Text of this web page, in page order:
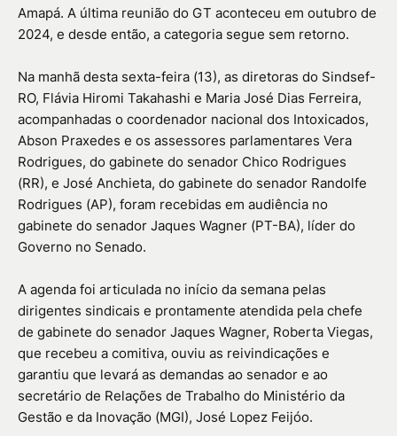
Amapá. A última reunião do GT aconteceu em outubro de
2024, e desde então, a categoria segue sem retorno.
Na manhã desta sexta-feira (13), as diretoras do Sindsef-
RO, Flávia Hiromi Takahashi e Maria José Dias Ferreira,
acompanhadas o coordenador nacional dos Intoxicados,
Abson Praxedes e os assessores parlamentares Vera
Rodrigues, do gabinete do senador Chico Rodrigues
(RR), e José Anchieta, do gabinete do senador Randolfe
Rodrigues (AP), foram recebidas em audiência no
gabinete do senador Jaques Wagner (PT-BA), líder do
Governo no Senado.
A agenda foi articulada no início da semana pelas
dirigentes sindicais e prontamente atendida pela chefe
de gabinete do senador Jaques Wagner, Roberta Viegas,
que recebeu a comitiva, ouviu as reivindicações e
garantiu que levará as demandas ao senador e ao
secretário de Relações de Trabalho do Ministério da
Gestão e da Inovação (MGI), José Lopez Feijóo.